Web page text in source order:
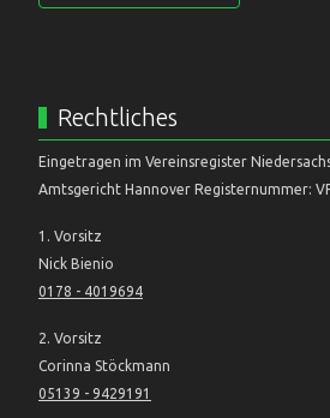
Rechtliches
Eingetragen im Vereinsregister
Amtsgericht Hannover Registernummer:
1. Vorsitz
Nick Bienio
0178 - 4019694
2. Vorsitz
Corinna Stöckmann
05139 - 9429191